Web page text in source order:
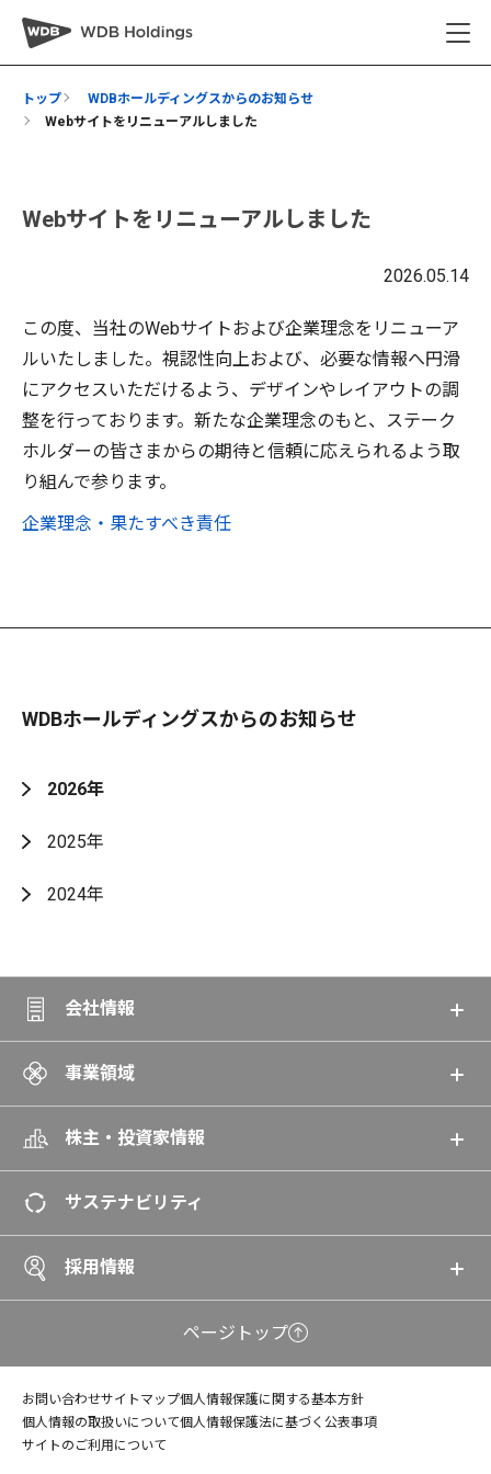
トップ
WDBホールディングスからのお知らせ
Webサイトをリニューアルしました
Webサイトをリニューアルしました
2026.05.14
この度、当社のWebサイトおよび企業理念をリニューア
ルいたしました。視認性向上および、必要な情報へ円滑
にアクセスいただけるよう、デザインやレイアウトの調
整を行っております。新たな企業理念のもと、ステーク
ホルダーの皆さまからの期待と信頼に応えられるよう取
り組んで参ります。
企業理念・果たすべき責任
WDBホールディングスからのお知らせ
2026年
2025年
2024年
会社情報
事業領域
株主・投資家情報
サステナビリティ
採用情報
ページトップ
お問い合わせサイトマップ個人情報保護に関する基本方針
個人情報の取扱いについて個人情報保護法に基づく公表事項
サイトのご利用について